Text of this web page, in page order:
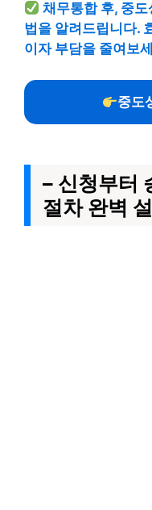
채무통합 후, 중
법을 알려드립니다.
이자 부담을 줄여보
중도
– 신청부터
절차 완벽